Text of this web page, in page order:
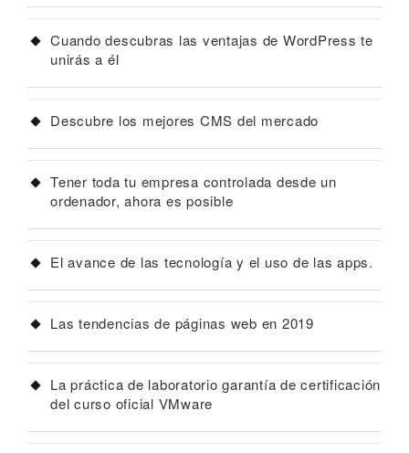
Cuando descubras las ventajas de WordPress te
unirás a él
Descubre los mejores CMS del mercado
Tener toda tu empresa controlada desde un
ordenador, ahora es posible
El avance de las tecnología y el uso de las apps.
Las tendencias de páginas web en 2019
La práctica de laboratorio garantía de certificación
del curso oficial VMware